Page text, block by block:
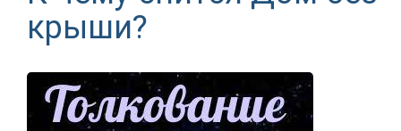
крыши?